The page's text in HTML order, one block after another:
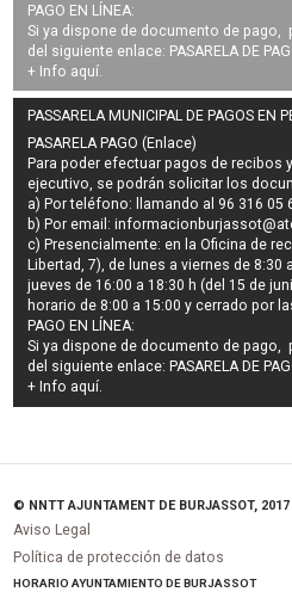
PAGO EN LÍNEA:
Si ya dispone de documento de pago,
del siguiente enlace: PASARELA DE
+ Info aquí.
PASSARELA MUNICIPAL DE PAGOS EN
PASARELA PAGO (Enlace)
Para poder efectuar pagos derecibos
ejecutivo, se podrán solicitar los
a) Por teléfono: llamando al 96 316 05
b) Por email:
c) Presencialmente: en la Oficina de
Libertad, 7), de lunes a viernes de 8:30
jueves de 16:00 a 18:30 h (del 15 de
horario de 8:00 a 15:00 y cerrado por
PAGO EN LÍNEA:
Si ya dispone de documento de pago,
del siguiente enlace: PASARELA DE
+ Info aquí.
© NNTT AJUNTAMENT DE BURJASSOT, 2017
Aviso Legal
Política de protección de datos
HORARIO AYUNTAMIENTO DE BURJASSOT